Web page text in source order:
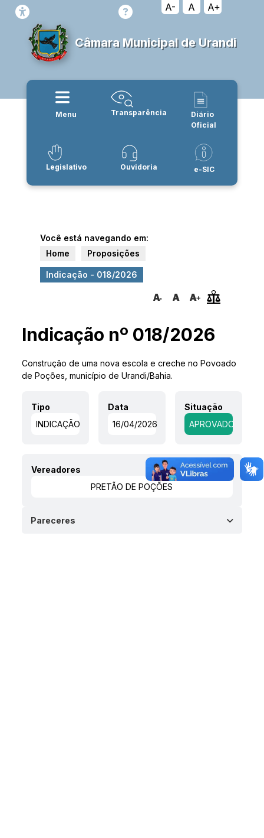
A- A A+
Câmara Municipal de Urandi
Menu Transparência
Diário
Oficial
Legislativo Ouvidoria e-SIC
Você está navegando em:
Home
Proposições
Indicação - 018/2026
Indicação nº 018/2026
Construção de uma nova escola e creche no Povoado
de Poções, município de Urandi/Bahia.
Tipo
INDICAÇÃO
Data
16/04/2026
Situação
APROVADO
Vereadores
PRETÃO DE POÇÕES
Pareceres